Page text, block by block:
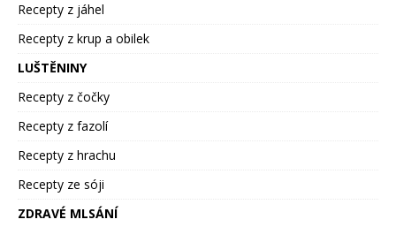
Recepty z jáhel
Recepty z krup a obilek
LUŠTĚNINY
Recepty z čočky
Recepty z fazolí
Recepty z hrachu
Recepty ze sóji
ZDRAVÉ MLSÁNÍ